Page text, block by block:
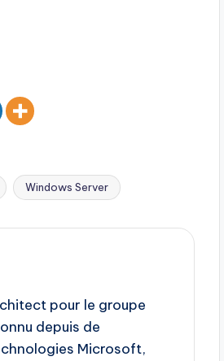
Windows Server
pour le groupe
depuis de
Microsoft,